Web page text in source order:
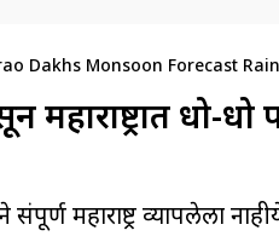
Dakhs Monsoon Forecast
धो-
महाराष्ट्र व्यापलेला